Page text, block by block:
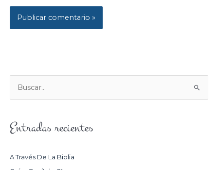
U
C
Entradas recientes
A Través De La Biblia